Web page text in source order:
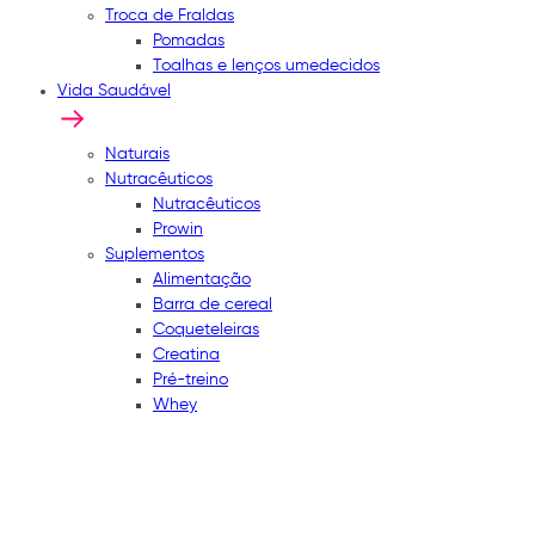
Troca de Fraldas
Pomadas
Toalhas e lenços umedecidos
Vida Saudável
Naturais
Nutracêuticos
Nutracêuticos
Prowin
Suplementos
Alimentação
Barra de cereal
Coqueteleiras
Creatina
Pré-treino
Whey